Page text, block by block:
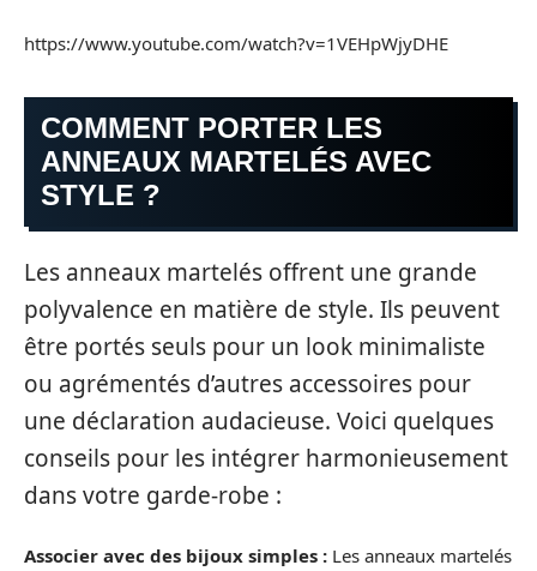
https://www.youtube.com/watch?v=1VEHpWjyDHE
COMMENT PORTER LES
ANNEAUX MARTELÉS AVEC
STYLE ?
Les anneaux martelés offrent une grande
polyvalence en matière de style. Ils peuvent
être portés seuls pour un look minimaliste
ou agrémentés d’autres accessoires pour
une déclaration audacieuse. Voici quelques
conseils pour les intégrer harmonieusement
dans votre garde-robe :
Associer avec des bijoux simples : Les anneaux martelés